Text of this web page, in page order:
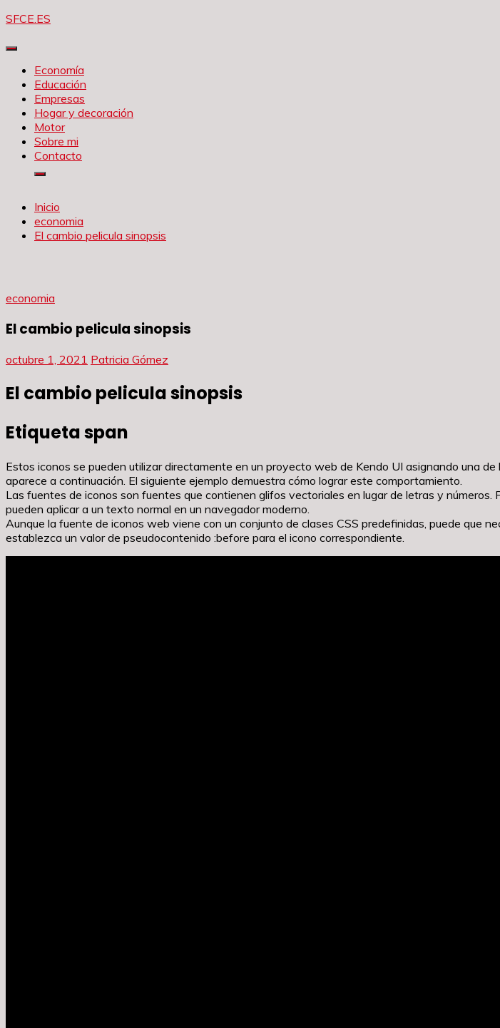
Saltar
contenido
SFCE.ES
Economía
Educación
Empresas
Hogar y decoración
Motor
Sobre mi
Contacto
Inicio
economia
El cambio pelicula sinopsis
economia
El cambio pelicula sinopsis
octubre 1, 2021 Patricia Gómez
El cambio pelicula sinopsis
Etiqueta span
Estos iconos se pueden utilizar directamente en un proyecto web de Kendo UI asignando una
aparece a continuación. El siguiente ejemplo demuestra cómo lograr este comportamiento.
Las fuentes de iconos son fuentes que contienen glifos vectoriales en lugar de letras y
pueden aplicar a un texto normal en un navegador moderno.
Aunque la fuente de iconos web viene con un conjunto de clases CSS predefinidas, puede que
establezca un valor de pseudocontenido :before para el icono correspondiente.